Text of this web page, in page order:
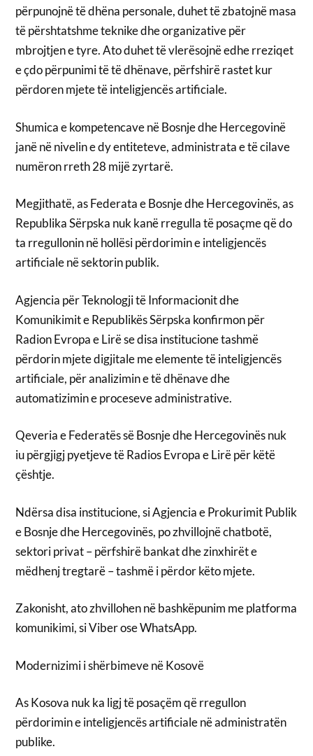
përpunojnë të dhëna personale, duhet të zbatojnë masa
të përshtatshme teknike dhe organizative për
mbrojtjen e tyre. Ato duhet të vlerësojnë edhe rreziqet
e çdo përpunimi të të dhënave, përfshirë rastet kur
përdoren mjete të inteligjencës artificiale.
Shumica e kompetencave në Bosnje dhe Hercegovinë
janë në nivelin e dy entiteteve, administrata e të cilave
numëron rreth 28 mijë zyrtarë.
Megjithatë, as Federata e Bosnje dhe Hercegovinës, as
Republika Sërpska nuk kanë rregulla të posaçme që do
ta rregullonin në hollësi përdorimin e inteligjencës
artificiale në sektorin publik.
Agjencia për Teknologji të Informacionit dhe
Komunikimit e Republikës Sërpska konfirmon për
Radion Evropa e Lirë se disa institucione tashmë
përdorin mjete digjitale me elemente të inteligjencës
artificiale, për analizimin e të dhënave dhe
automatizimin e proceseve administrative.
Qeveria e Federatës së Bosnje dhe Hercegovinës nuk
iu përgjigj pyetjeve të Radios Evropa e Lirë për këtë
çështje.
Ndërsa disa institucione, si Agjencia e Prokurimit Publik
e Bosnje dhe Hercegovinës, po zhvillojnë chatbotë,
sektori privat – përfshirë bankat dhe zinxhirët e
mëdhenj tregtarë – tashmë i përdor këto mjete.
Zakonisht, ato zhvillohen në bashkëpunim me platforma
komunikimi, si Viber ose WhatsApp.
Modernizimi i shërbimeve në Kosovë
As Kosova nuk ka ligj të posaçëm që rregullon
përdorimin e inteligjencës artificiale në administratën
publike.